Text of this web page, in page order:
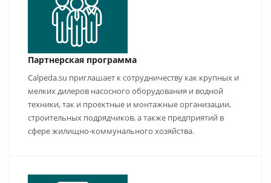
Партнерская программа
Calpeda.su приглашает к сотрудничеству как крупных и
мелких дилеров насосного оборудования и водной
техники, так и проектные и монтажные организации,
строительных подрядчиков, а также предприятий в
сфере жилищно-коммунального хозяйства.